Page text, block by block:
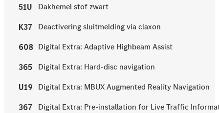
51U Dakhemel stof zwart
K37 Deactivering sluitmelding via claxon
608 Digital Extra: Adaptive Highbeam Assist
365 Digital Extra: Hard-disc navigation
U19 Digital Extra: MBUX Augmented Reality Navigation
367 Digital Extra: Pre-installation for Live Traffic